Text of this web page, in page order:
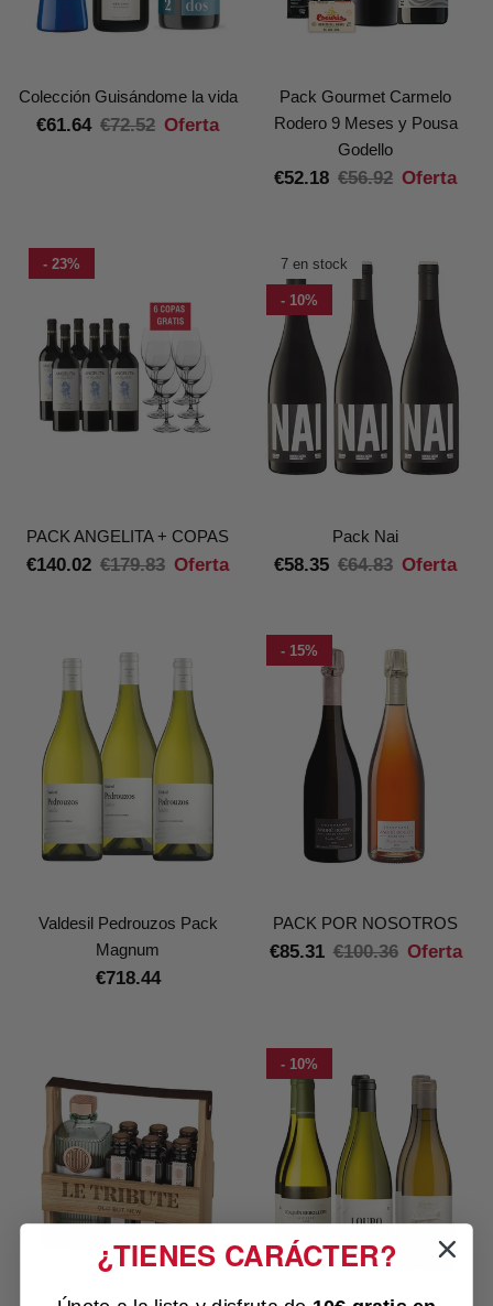
Colección Guisándome la vida
€61.64 €72.52 Oferta
Pack Gourmet Carmelo
Rodero 9 Meses y Pousa
Godello
€52.18 €56.92 Oferta
- 23%
PACK ANGELITA + COPAS
€140.02 €179.83 Oferta
7 en stock
- 10%
Pack Nai
€58.35 €64.83 Oferta
Valdesil Pedrouzos Pack
Magnum
€718.44
- 15%
PACK POR NOSOTROS
€85.31 €100.36 Oferta
- 10%
¿TIENES CARÁCTER?